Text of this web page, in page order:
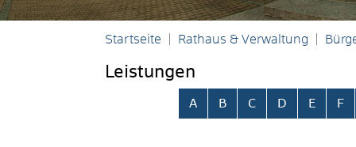
Startseite Rathaus & Verwaltung
Leistungen
Alphabetisches Register
A B C D E F